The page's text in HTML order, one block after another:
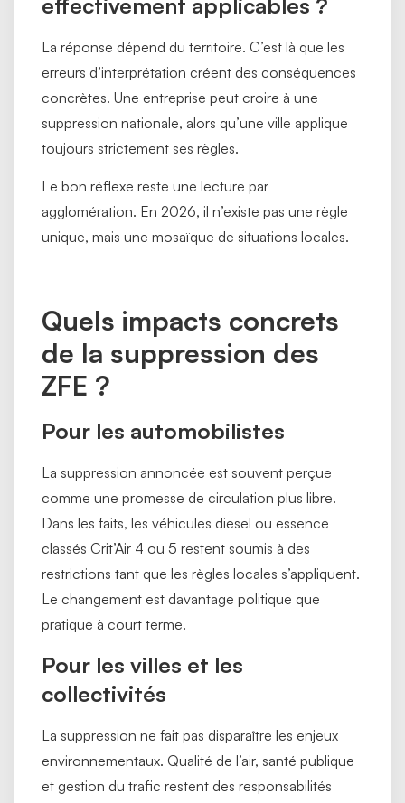
La réponse dépend du territoire. C’est là que les
erreurs d’interprétation créent des conséquences
concrètes. Une entreprise peut croire à une
suppression nationale, alors qu’une ville applique
toujours strictement ses règles.
Le bon réflexe reste une lecture par
agglomération. En 2026, il n’existe pas une règle
unique, mais une mosaïque de situations locales.
Quels impacts concrets
de la suppression des
ZFE ?
Pour les automobilistes
La suppression annoncée est souvent perçue
comme une promesse de circulation plus libre.
Dans les faits, les véhicules diesel ou essence
classés Crit’Air 4 ou 5 restent soumis à des
restrictions tant que les règles locales s’appliquent.
Le changement est davantage politique que
pratique à court terme.
Pour les villes et les
collectivités
La suppression ne fait pas disparaître les enjeux
environnementaux. Qualité de l’air, santé publique
et gestion du trafic restent des responsabilités